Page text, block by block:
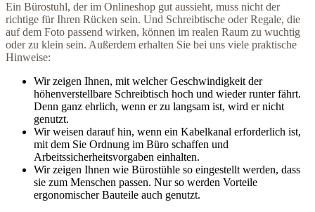
Ein Bürostuhl, der im Onlineshop gut aussieht, muss nicht der
richtige für Ihren Rücken sein. Und Schreibtische oder Regale, die
auf dem Foto passend wirken, können im realen Raum zu wuchtig
oder zu klein sein. Außerdem erhalten Sie bei uns viele praktische
Hinweise:
Wir zeigen Ihnen, mit welcher Geschwindigkeit der
höhenverstellbare Schreibtisch hoch und wieder runter fährt.
Denn ganz ehrlich, wenn er zu langsam ist, wird er nicht
genutzt.
Wir weisen darauf hin, wenn ein Kabelkanal erforderlich ist,
mit dem Sie Ordnung im Büro schaffen und
Arbeitssicherheitsvorgaben einhalten.
Wir zeigen Ihnen wie Bürostühle so eingestellt werden, dass
sie zum Menschen passen. Nur so werden Vorteile
ergonomischer Bauteile auch genutzt.